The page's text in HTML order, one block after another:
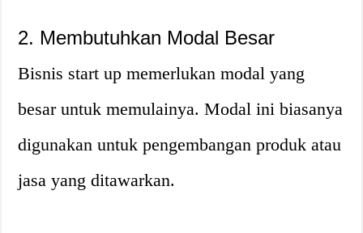
2. Membutuhkan Modal Besar
Bisnis start up memerlukan modal yang
besar untuk memulainya. Modal ini biasanya
digunakan untuk pengembangan produk atau
jasa yang ditawarkan.